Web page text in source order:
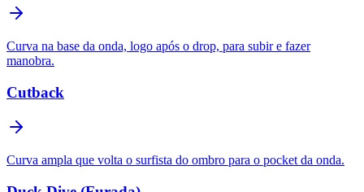
Curva na base da onda, logo após o drop, para subir e fazer
manobra.
Cutback
Curva ampla que volta o surfista do ombro para o pocket da onda.